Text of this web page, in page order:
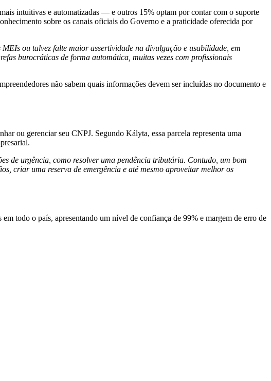
intuitivas e automatizadas — e outros 15% optam por contar com o suporte
sobre os canais oficiais do Governo e a praticidade oferecida por
ou talvez falte maior assertividade na divulgação e usabilidade, em
burocráticas de forma automática, muitas vezes com profissionais
não sabem quais informações devem ser incluídas no documento e
ou gerenciar seu CNPJ. Segundo Kályta, essa parcela representa uma
de urgência, como resolver uma pendência tributária. Contudo, um bom
criar uma reserva de emergência e até mesmo aproveitar melhor os
todo o país, apresentando um nível de confiança de 99% e margem de erro de